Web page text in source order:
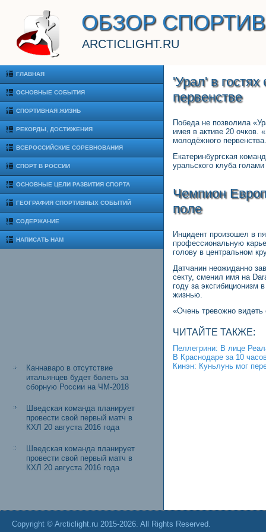
ОБЗОР
ARCTICLIGHT.RU
ГЛАВНАЯ
ОСНОВНЫЕ СОБЫТИЯ
СПОРТИВНАЯ ЖИЗНЬ
РЕКОРДЫ, ДОСТИЖЕНИЯ
ВСЕРОССИЙСКИЕ СОРЕВНОВАНИЯ
СПОРТ В РОССИИ
ОСНОВНЫЕ ЦЕЛИ РАЗВИТИЯ СПОРТА
ГЕОГРАФИЯ СПОРТИВНЫХ СОБЫТИЙ
СОДЕРЖАНИЕ
НАПИСАТЬ НАМ
Каннаваро в отсутствие
итальянцев будет болеть за
сборную России на ЧМ-2018
Шведская команда планирует
провести свой первый матч в
КХЛ 20 августа 2016 года
Шведская команда планирует
провести свой первый матч в
КХЛ 20 августа 2016 года
'Урал' в
первенстве
Победа не позволила
имея в активе 20 очков.
молодёжного первенства.
Екатеринбургская
уральского клуба
Чемпион
поле
Инцидент произошел в
профессиональную
голову в центральном
Датчанин неожиданно
секту, сменил имя на
году за
жизнью.
«Очень тревожно видеть
ЧИТАЙТЕ ТАКЖЕ:
Пеллегрини: В лице
В Краснодаре за 10
Кинэн: Куньлунь мог
Copyright © Arcticlight.ru 2015-2026. All Rights Reserved.